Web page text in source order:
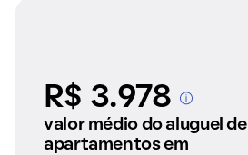
R$ 3.978A partir dos imóveis
anunciados pelo
QuintoAndar
valor médio do aluguel de
apartamentos em